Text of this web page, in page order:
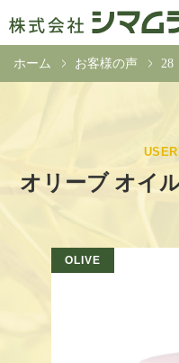
ホーム お客様の声 28
オリーブ オイ
OLIVE